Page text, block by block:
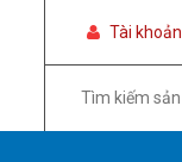
Tài khoản